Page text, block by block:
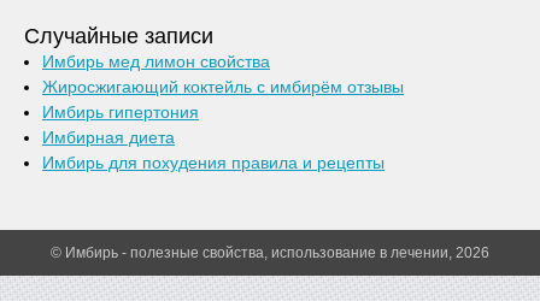
Случайные записи
Имбирь мед лимон свойства
Жиросжигающий коктейль с имбирём отзывы
Имбирь гипертония
Имбирная диета
Имбирь для похудения правила и рецепты
© Имбирь - полезные свойства, использование в лечении, 2026